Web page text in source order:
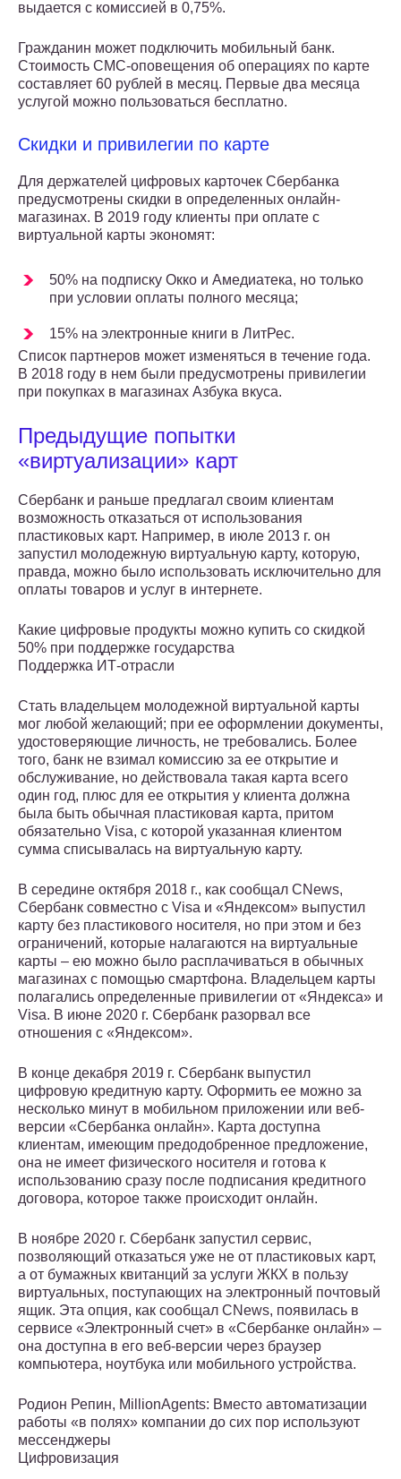
выдается с комиссией в 0,75%.
Гражданин может подключить мобильный банк.
Стоимость СМС-оповещения об операциях по карте
составляет 60 рублей в месяц. Первые два месяца
услугой можно пользоваться бесплатно.
Скидки и привилегии по карте
Для держателей цифровых карточек Сбербанка
предусмотрены скидки в определенных онлайн-
магазинах. В 2019 году клиенты при оплате с
виртуальной карты экономят:
50% на подписку Окко и Амедиатека, но только
при условии оплаты полного месяца;
15% на электронные книги в ЛитРес.
Список партнеров может изменяться в течение года.
В 2018 году в нем были предусмотрены привилегии
при покупках в магазинах Азбука вкуса.
Предыдущие попытки
«виртуализации» карт
Сбербанк и раньше предлагал своим клиентам
возможность отказаться от использования
пластиковых карт. Например, в июле 2013 г. он
запустил молодежную виртуальную карту, которую,
правда, можно было использовать исключительно для
оплаты товаров и услуг в интернете.
Какие цифровые продукты можно купить со скидкой
50% при поддержке государства
Поддержка ИТ-отрасли
Стать владельцем молодежной виртуальной карты
мог любой желающий; при ее оформлении документы,
удостоверяющие личность, не требовались. Более
того, банк не взимал комиссию за ее открытие и
обслуживание, но действовала такая карта всего
один год, плюс для ее открытия у клиента должна
была быть обычная пластиковая карта, притом
обязательно Visa, с которой указанная клиентом
сумма списывалась на виртуальную карту.
В середине октября 2018 г., как сообщал CNews,
Сбербанк совместно с Visa и «Яндексом» выпустил
карту без пластикового носителя, но при этом и без
ограничений, которые налагаются на виртуальные
карты – ею можно было расплачиваться в обычных
магазинах с помощью смартфона. Владельцем карты
полагались определенные привилегии от «Яндекса» и
Visa. В июне 2020 г. Сбербанк разорвал все
отношения с «Яндексом».
В конце декабря 2019 г. Сбербанк выпустил
цифровую кредитную карту. Оформить ее можно за
несколько минут в мобильном приложении или веб-
версии «Сбербанка онлайн». Карта доступна
клиентам, имеющим предодобренное предложение,
она не имеет физического носителя и готова к
использованию сразу после подписания кредитного
договора, которое также происходит онлайн.
В ноябре 2020 г. Сбербанк запустил сервис,
позволяющий отказаться уже не от пластиковых карт,
а от бумажных квитанций за услуги ЖКХ в пользу
виртуальных, поступающих на электронный почтовый
ящик. Эта опция, как сообщал CNews, появилась в
сервисе «Электронный счет» в «Сбербанке онлайн» –
она доступна в его веб-версии через браузер
компьютера, ноутбука или мобильного устройства.
Родион Репин, MillionAgents: Вместо автоматизации
работы «в полях» компании до сих пор используют
мессенджеры
Цифровизация